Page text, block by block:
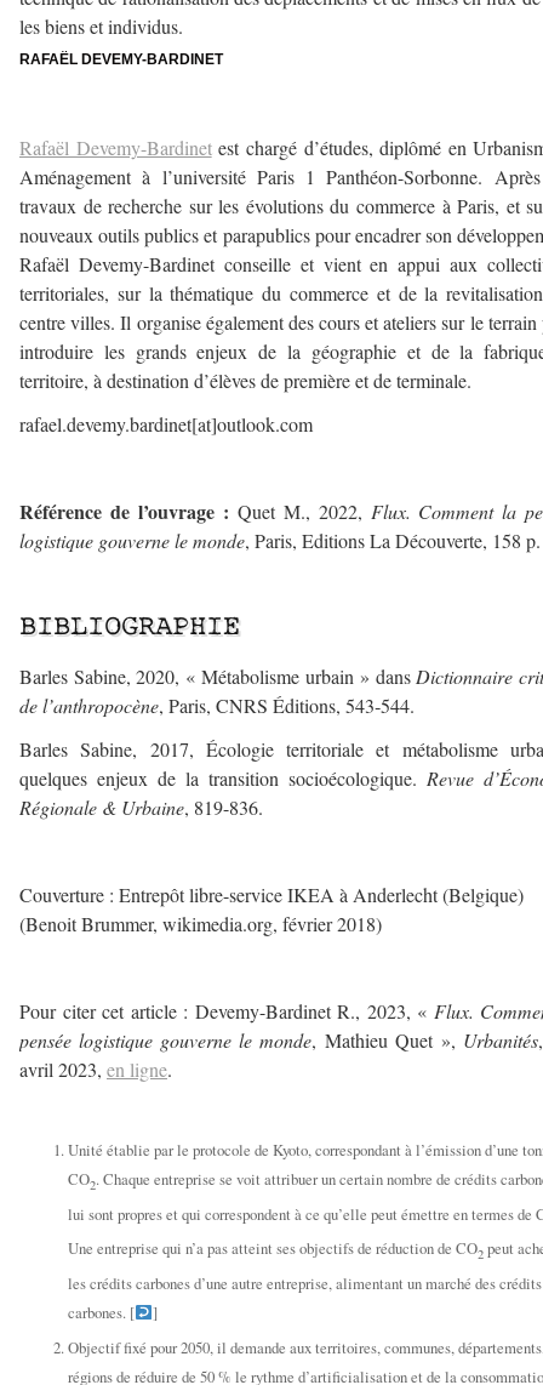
les biens et individus.
RAFAËL DEVEMY-BARDINET
Rafaël Devemy-Bardinetest chargé d’études, diplômé en
Aménagement à l’université Paris 1 Panthéon-Sorbonne.
travaux de recherche sur les évolutions du commerce à Paris, et
nouveaux outils publics et parapublics pour encadrer son
Rafaël Devemy-Bardinet conseille et vient en appui aux
territoriales, sur la thématique du commerce et de la
centre villes. Il organise également des cours et ateliers sur le terrain
introduire les grands enjeux de la géographie et de la
territoire, à destination d’élèves de première et de terminale.
rafael.devemy.bardinet[at]outlook.com
Référence de l’ouvrage : Quet M., 2022, Flux. Comment la
logistique gouverne le monde, Paris, Editions La Découverte, 158 p.
BIBLIOGRAPHIE
Barles Sabine, 2020, « Métabolisme urbain » dansDictionnaire
de l’anthropocène, Paris, CNRS Éditions, 543‑544.
Barles Sabine, 2017, Écologie territoriale et métabolisme
quelques enjeux de la transition socioécologique. Revue
Régionale & Urbaine, 819-836.
Couverture : Entrepôt libre-service IKEA à Anderlecht (Belgique)
(Benoit Brummer, wikimedia.org, février 2018)
Pour citer cet article : Devemy-Bardinet R., 2023, « Flux.
pensée logistique gouverne le monde, Mathieu Quet », Urbanités
avril 2023, en ligne.
Unité établie par le protocole de Kyoto, correspondant à l’émission d’une
CO2. Chaque entreprise se voit attribuer un certain nombre de crédits
lui sont propres et qui correspondent à ce qu’elle peut émettre en termes de
Une entreprise qui n’a pas atteint ses objectifs de réduction de CO2 peut
les crédits carbones d’une autre entreprise, alimentant un marché des crédits
carbones. [
]
Objectif fixé pour 2050, il demande aux territoires, communes,
régions de réduire de 50 % le rythme d’artificialisation et de la